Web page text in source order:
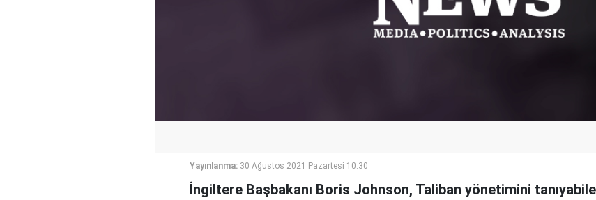
Yayınlanma: 30 Ağustos 2021 Pazartesi 10:30
İngiltere Başbakanı Boris Johnson, Taliban yönetimini